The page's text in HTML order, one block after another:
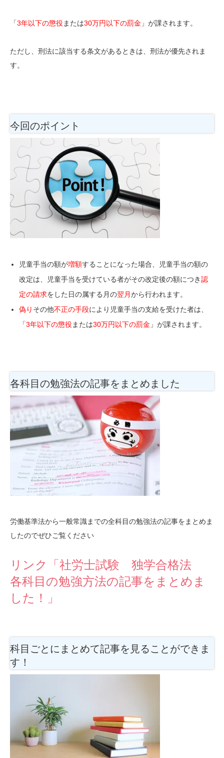
「3年以下の懲役または30万円以下の罰金 」が課されます。
ただし、刑法に該当する条文があるときは、刑法が優先されま
す。
今回のポイント
児童手当の額が増額することになった場合、児童手当の額の
改定は、児童手当を受けている者がその改定後の額につき認
定の請求をした日の属する月の翌月から行われます。
偽り その他不正の手段により児童手当の支給を受けた者は、
「3年以下の懲役または30万円以下の罰金 」が課されます。
各科目の勉強法の記事をまとめました
労働基準法から一般常識までの全科目の勉強法の記事をまとめま
したのでぜひご覧ください
リンク「社労士試験 独学合格法
各科目の勉強方法の記事をまとめま
した！」
科目ごとにまとめて記事を見ることができま
す！